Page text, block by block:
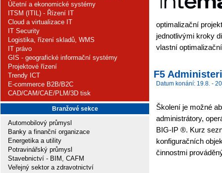
Účetní a ekonomické systémy
ITSM (ITIL) - Řízení IT
Cloud a virtualizace IT
IT Security
Logistika, řízení skladů, WMS
IT právo
GIS - geografické informační systémy
Projektové řízení
Trendy ICT
E-commerce B2B/B2C
CAD/CAM/CAE/PLM/3D tisk
Branžové sekce
Automobilový průmysl
Banky a finanční organizace
Energetika a utility
Potravinářský průmysl
Stavebnictví - BIM, CAFM
Veřejný sektor a zdravotnictví
optimalizační
jednotlivými kroky
vlastní
F5
Datum konání: 19.8. -
Školení je možné
administrátory,
BIG-IP ®. Kurz
konfiguračních
činnostmi